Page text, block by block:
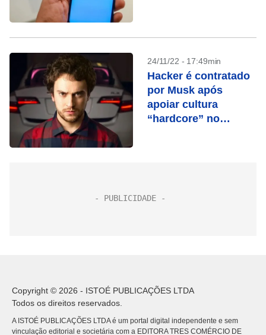
24/11/22 - 17:49min
Hacker é contratado
por Musk após
apoiar cultura
“hardcore” no
Copyright © 2026 - ISTOÉ PUBLICAÇÕES LTDA
Todos os direitos reservados.
A ISTOÉ PUBLICAÇÕES LTDA é um portal digital independente e sem
vinculação editorial e societária com a EDITORA TRES COMÉRCIO DE